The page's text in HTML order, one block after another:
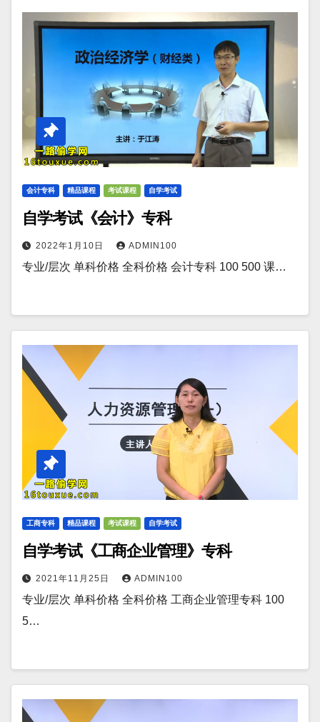
会计专科 精品课程 考试课程 自学考试
自学考试《会计》专科
2022年1月10日 ADMIN100
专业/层次 单科价格 全科价格 会计专科 100 500 课…
工商专科 精品课程 考试课程 自学考试
自学考试《工商企业管理》专科
2021年11月25日 ADMIN100
专业/层次 单科价格 全科价格 工商企业管理专科 100
5…